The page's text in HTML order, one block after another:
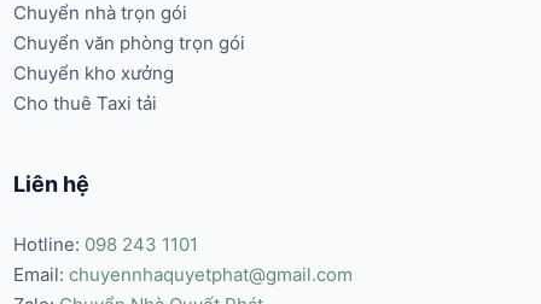
Chuyển nhà trọn gói
Chuyển văn phòng trọn gói
Chuyển kho xưởng
Cho thuê Taxi tải
Liên hệ
Hotline: 098 243 1101
Email:chuyennhaquyetphat@gmail.com